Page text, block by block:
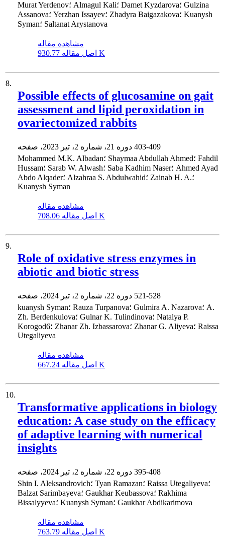
Murat Yerdenov؛ Almagul Kali؛ Damet Kyzdarova؛ Gulzina
Assanova؛ Yerzhan Issayev؛ Zhadyra Baigazakova؛ Kuanysh
Syman؛ Saltanat Arystanova
مشاهده مقاله
اصل مقاله 930.77 K
8.
Possible effects of glucosamine on gait
assessment and lipid peroxidation in
ovariectomized rabbits
403-409
Mohammed M.K. Albadan؛ Shaymaa Abdullah Ahmed؛ Fahdil
Hussam؛ Sarab W. Alwash؛ Saba Kadhim Naser؛ Ahmed Ayad
Abdo Alqader؛ Alzahraa S. Abdulwahid؛ Zainab H. A.؛
Kuanysh Syman
مشاهده مقاله
اصل مقاله 708.06 K
9.
Role of oxidative stress enzymes in
abiotic and biotic stress
521-528
kuanysh Syman؛ Rauza Turpanova؛ Gulmira A. Nazarova؛ A.
Zh. Berdenkulova؛ Gulnar K. Tulindinova؛ Natalya P.
Korogod6؛ Zhanar Zh. Izbassarova؛ Zhanar G. Aliyeva؛ Raissa
Utegaliyeva
مشاهده مقاله
اصل مقاله 667.24 K
10.
Transformative applications in biology
education: A case study on the efficacy
of adaptive learning with numerical
insights
395-408
Shin I. Aleksandrovich؛ Tyan Ramazan؛ Raissa Utegaliyeva؛
Balzat Sarimbayeva؛ Gaukhar Keubassova؛ Rakhima
Bissalyyeva؛ Kuanysh Syman؛ Gaukhar Abdikarimova
مشاهده مقاله
اصل مقاله 763.79 K